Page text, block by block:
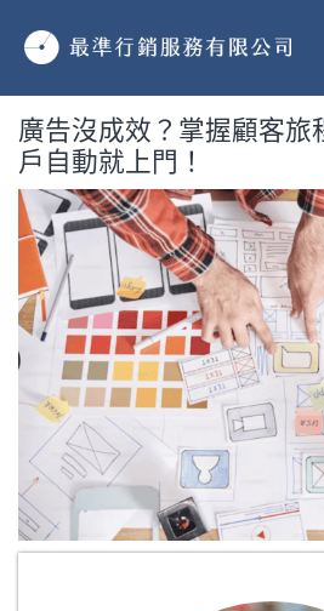
廣告沒成效？掌握顧客旅
戶自動就上門！